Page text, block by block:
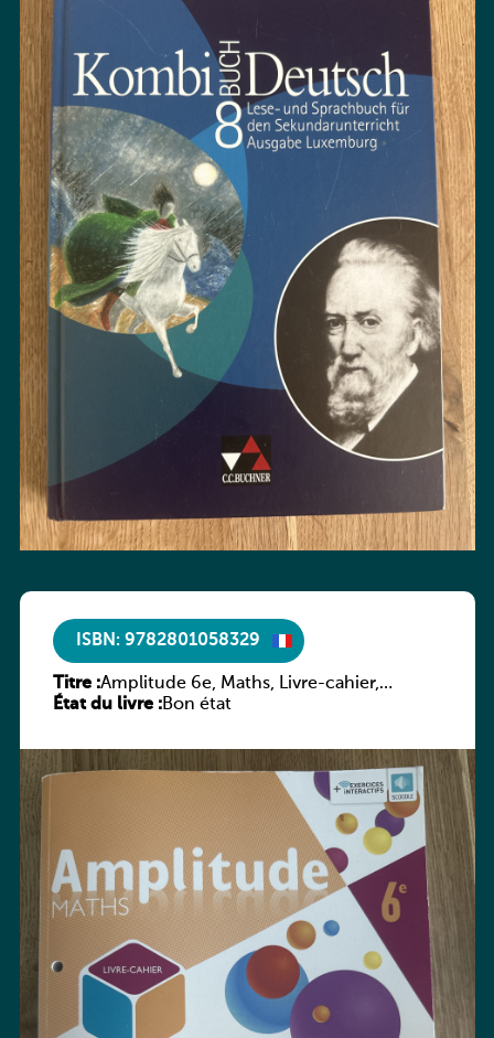
ISBN: 9782801058329
Titre :Amplitude 6e, Maths, Livre-cahier,
version luxembourgeoise
État du livre :Bon état